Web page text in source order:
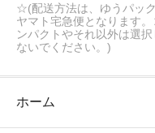
2025/5/31 ワンピース
の絆 販売開始致しまし
師弟の絆
－ＡＣＥ 退魔天使エク
2025/4/26 ワンピース
ト ST-22 販売開始致し
☆(配送方法は、ゆうパッ
ヤマト宅急便となります。
ンパクトやそれ以外は選択
ないでください。)
ホーム